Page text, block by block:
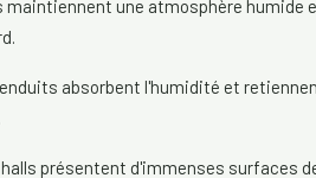
une atmosphère humide
absorbent l'humidité et
présentent d'immenses surfaces